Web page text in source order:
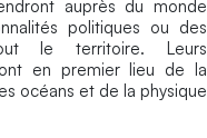
auprès du monde
politiques ou des
le territoire. Leurs
en premier lieu de la
océans et de la physique